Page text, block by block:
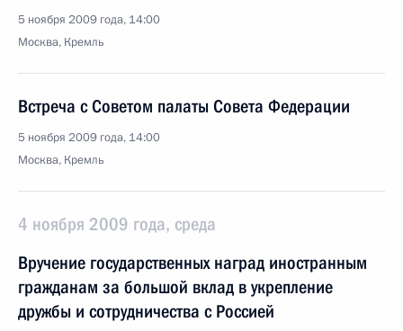
5 ноября 2009 года, 14:00
Москва, Кремль
Встреча с Советом палаты Совета Федерации
5 ноября 2009 года, 14:00
Москва, Кремль
4 ноября 2009 года, среда
Вручение государственных наград иностранным
гражданам за большой вклад в укрепление
дружбы и сотрудничества с Россией